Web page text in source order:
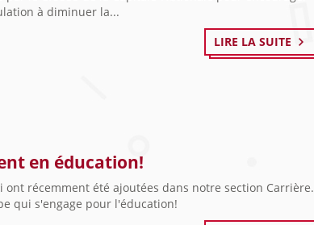
à diminuer la...
LIRE LA SUITE
en éducation!
ont récemment été ajoutées dans notre section Carrière.
qui s'engage pour l'éducation!